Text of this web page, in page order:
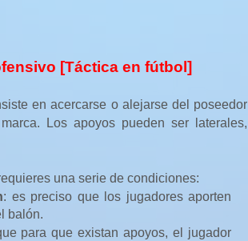
[Táctica en fútbol]
en acercarse o alejarse del poseedor
Los apoyos pueden ser laterales,
una serie de condiciones:
: es preciso que los jugadores aporten
balón.
para que existan apoyos, el jugador